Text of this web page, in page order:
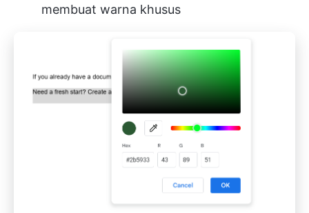
membuat warna khusus